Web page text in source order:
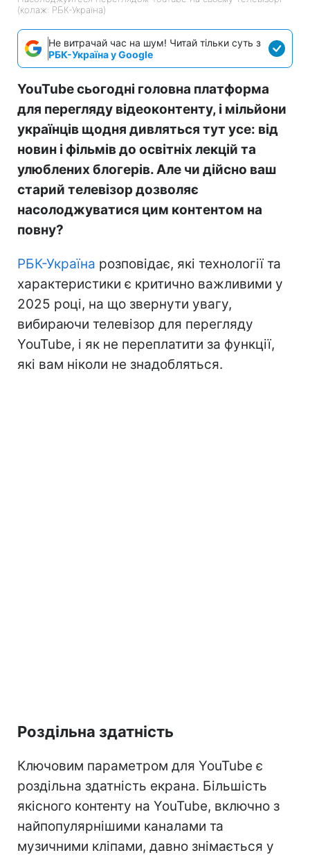
(колаж: РБК-Україна)
Не витрачай час на шум! Читай тільки суть з
РБК-Україна у Google
YouTube сьогодні головна платформа
для перегляду відеоконтенту, і мільйони
українців щодня дивляться тут усе: від
новин і фільмів до освітніх лекцій та
улюблених блогерів. Але чи дійсно ваш
старий телевізор дозволяє
насолоджуватися цим контентом на
повну?
РБК-Україна розповідає, які технології та
характеристики є критично важливими у
2025 році, на що звернути увагу,
вибираючи телевізор для перегляду
YouTube, і як не переплатити за функції,
які вам ніколи не знадобляться.
Роздільна здатність
Ключовим параметром для YouTube є
роздільна здатність екрана. Більшість
якісного контенту на YouTube, включно з
найпопулярнішими каналами та
музичними кліпами, давно знімається у